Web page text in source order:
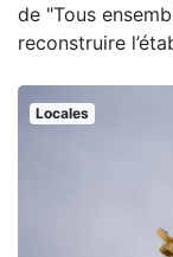
de "Tous
reconstruire
Locales